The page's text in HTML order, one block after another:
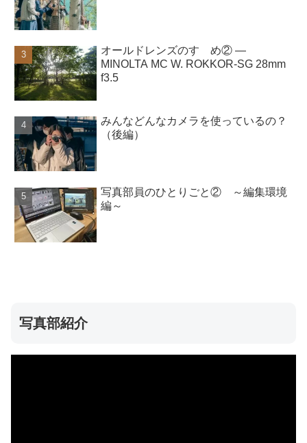
オールドレンズのすゝめ② ―
MINOLTA MC W. ROKKOR-SG 28mm
f3.5
みんなどんなカメラを使っているの？
（後編）
写真部員のひとりごと② ～編集環境
編～
写真部紹介